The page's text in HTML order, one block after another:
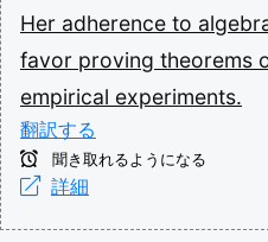
Her adherence to
favor proving theorems
empirical experiments.
翻訳する
聞き取れるようになる
詳細